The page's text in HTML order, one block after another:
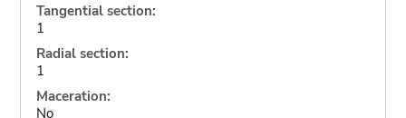
Tangential section:
1
Radial section:
1
Maceration:
No